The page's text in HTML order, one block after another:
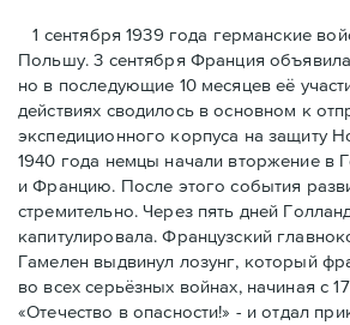
1 сентября 1939 года германские
Польшу. 3 сентября Франция
но в последующие 10 месяцев её
действиях сводилось в основном к
экспедиционного корпуса на защиту
1940 года немцы начали вторжение в
и Францию. После этого события
стремительно. Через пять дней
капитулировала. Французский
Гамелен выдвинул лозунг, который
во всех серьёзных войнах, начиная с
«Отечество в опасности!» - и отдал